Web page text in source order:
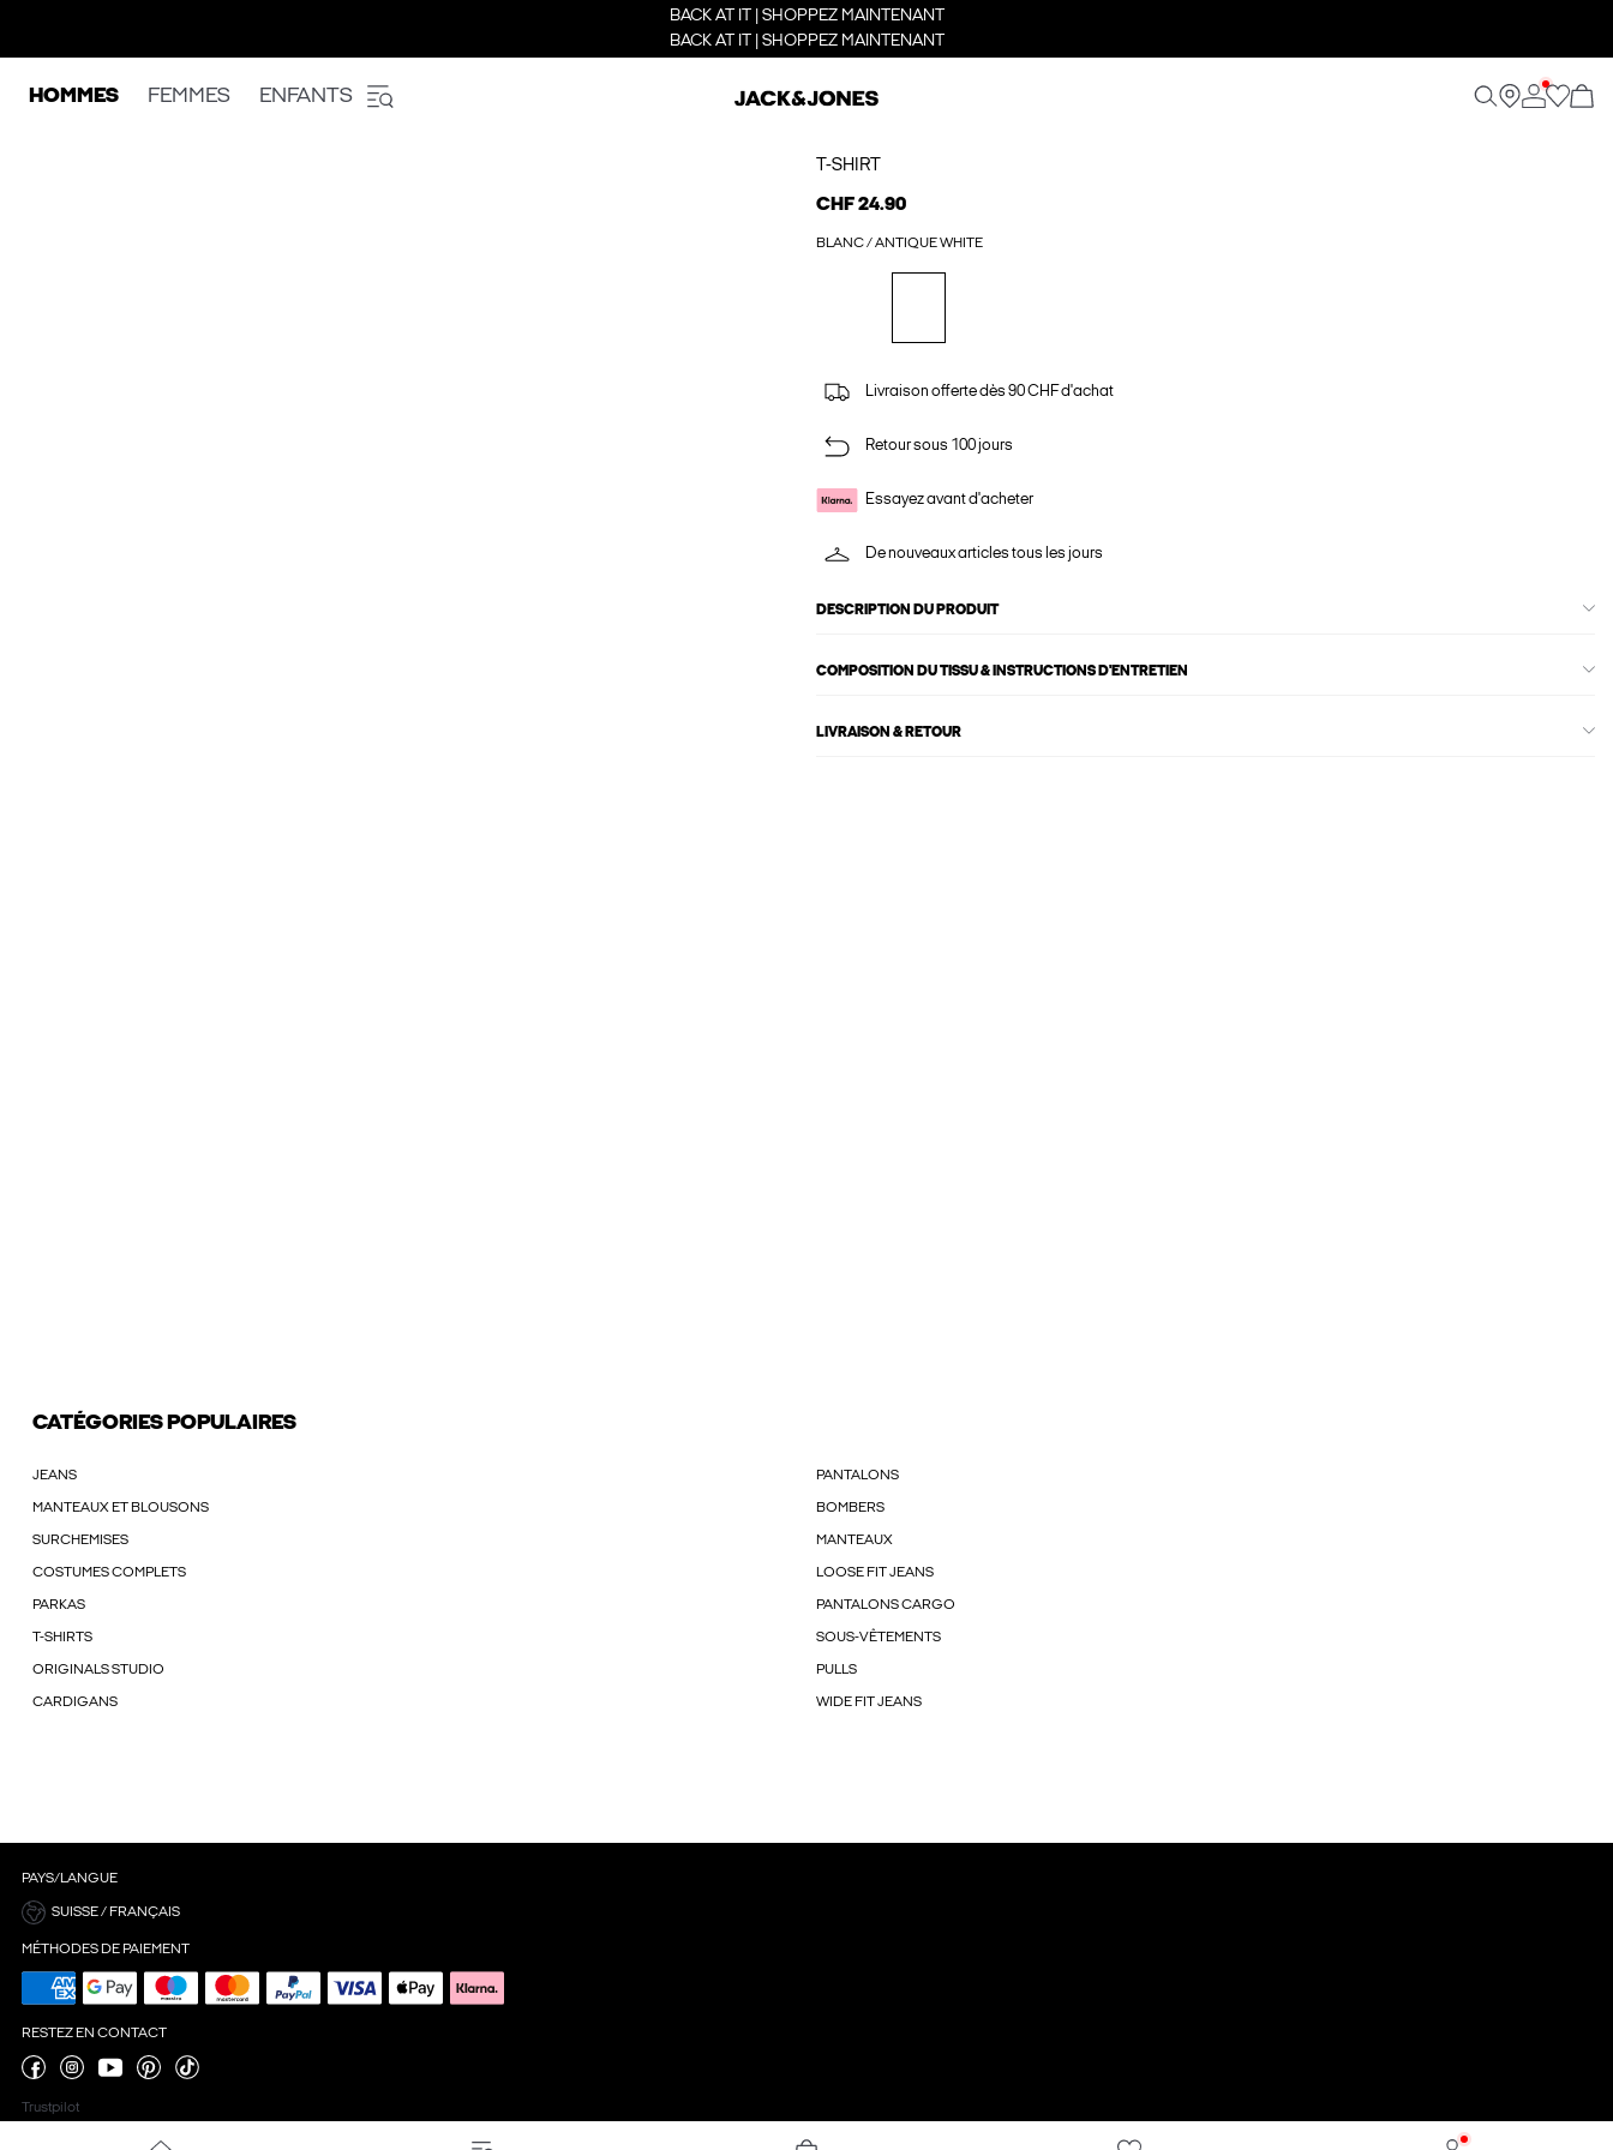
BACK AT IT | SHOPPEZ MAINTENANT
BACK AT IT | SHOPPEZ MAINTENANT
HOMMES FEMMES ENFANTS
T-SHIRT
CHF 24.90
BLANC / ANTIQUE WHITE
Livraison offerte dès 90 CHF d'achat
Retour sous 100 jours
Essayez avant d'acheter
De nouveaux articles tous les jours
DESCRIPTION DU PRODUIT
COMPOSITION DU TISSU & INSTRUCTIONS D'ENTRETIEN
LIVRAISON & RETOUR
CATÉGORIES POPULAIRES
JEANS PANTALONS
MANTEAUX ET BLOUSONS BOMBERS
SURCHEMISES MANTEAUX
COSTUMES COMPLETS LOOSE FIT JEANS
PARKAS PANTALONS CARGO
T-SHIRTS SOUS-VÊTEMENTS
ORIGINALS STUDIO PULLS
CARDIGANS WIDE FIT JEANS
PAYS/LANGUE
SUISSE / FRANÇAIS
MÉTHODES DE PAIEMENT
RESTEZ EN CONTACT
Trustpilot